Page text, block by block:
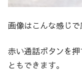
画像はこんな感じで
赤い通話ボタンを
ともできます。